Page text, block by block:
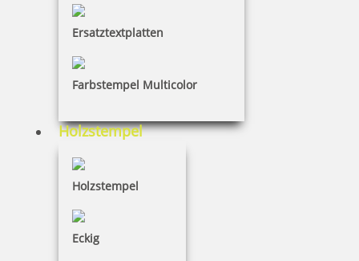
Ersatztextplatten
Farbstempel Multicolor
Holzstempel
Holzstempel
Eckig
Winter